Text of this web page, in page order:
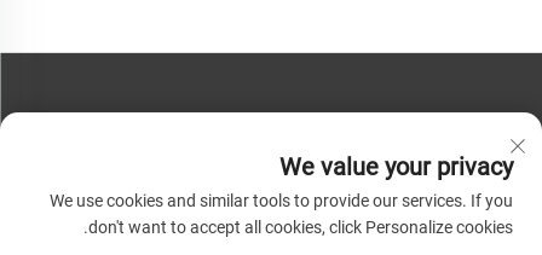
هاتف:+86-13793890209
هاتف:+86-13793890209
We value your privacy
We use cookies and similar tools to provide our services. If you
don't want to accept all cookies, click Personalize cookies.